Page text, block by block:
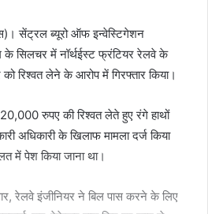
सेंट्रल ब्यूरो ऑफ इन्वेस्टिगेशन
के सिलचर में नॉर्थईस्ट फ्रंटियर रेलवे के
रिश्वत लेने के आरोप में गिरफ्तार किया।
रुपए की रिश्वत लेते हुए रंगे हाथों
अधिकारी के खिलाफ मामला दर्ज किया
में पेश किया जाना था।
रेलवे इंजीनियर ने बिल पास करने के लिए